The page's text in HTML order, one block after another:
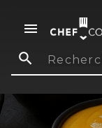

search